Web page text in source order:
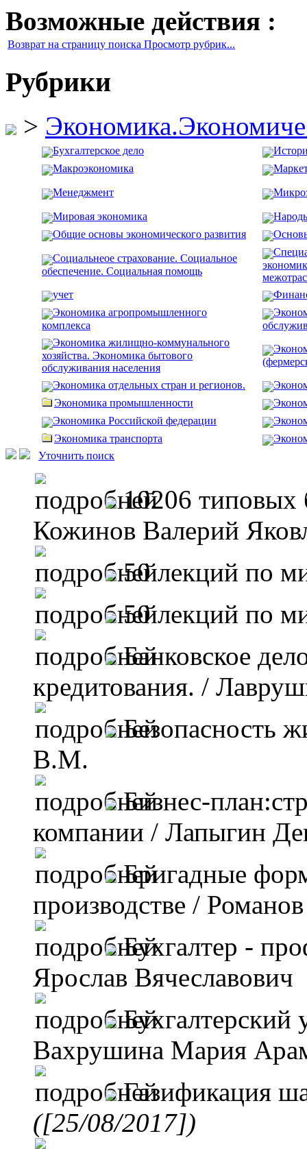
Возможные действия :
Возврат на страницу поиска Просмотр рубрик...
Рубрики
>
Бухгалтерское дело
Макроэкономика
Менеджмент
Мировая экономика
Общие основы экономического развития
Социальнеое страхование. Социальное
обеспечение. Социальная помощь
учет
Экономика агропромышленного
комплекса
Экономика жилищно-коммунального
хозяйства. Экономика бытового
обслуживания населения
Экономика отдельных стран и регионов.
Экономика промышленности
Экономика Российской федерации
Экономика транспорта
Уточнить поиск
10206 типовых
Кожинов Валерий
50 лекций по
50 лекций по
Банковское
кредитования. /
Безопасность
В.М.
Бизнес-
компании / Лапыгин
Бригадные
производстве /
Бухгалтер -
Ярослав Вячеславович
Бухгалтерский
Вахрушина Мария
Газификация
([25/08/2017])